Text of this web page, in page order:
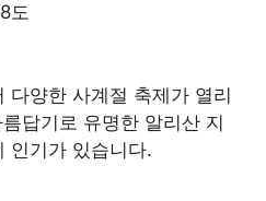
도
다양한 사계절 축제가 열리
답기로 유명한 알리산 지
인기가 있습니다.